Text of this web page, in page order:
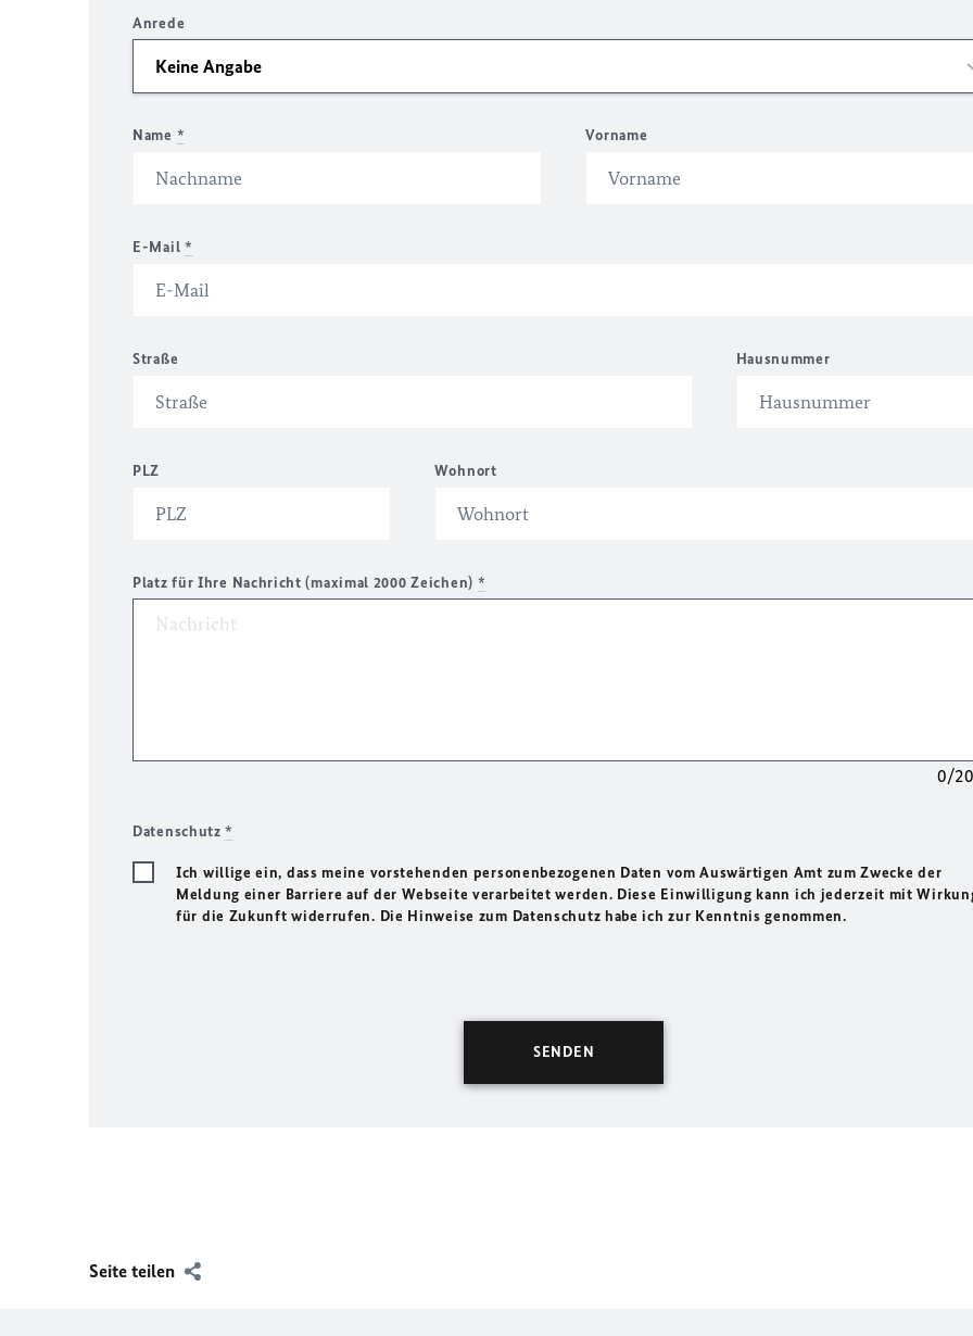
Anrede
Name * Vorname
E-Mail *
Straße Hausnummer
PLZ Wohnort
Platz für Ihre Nachricht (maximal 2000 Zeichen) *
0/
Datenschutz*
Ich willige ein, dass meine vorstehenden personenbezogenen Daten vom Auswärtigen Amt zum Zwecke der
Meldung einer Barriere auf der Webseite verarbeitet werden. Diese Einwilligung kann ich jederzeit mit
für die Zukunft widerrufen. Die Hinweise zum Datenschutz habe ich zur Kenntnis genommen.
Seite teilen